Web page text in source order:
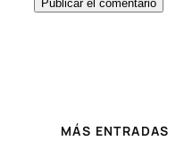
MÁS ENTRADAS